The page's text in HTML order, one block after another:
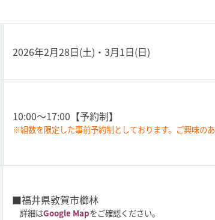
2026年2月28日(土)・3月1日(日)
10:00～17:00 【予約制】
※組数を限定した事前予約制としております。ご興味の
■福井県敦賀市櫛林
詳細はGoogle Mapをご確認ください。